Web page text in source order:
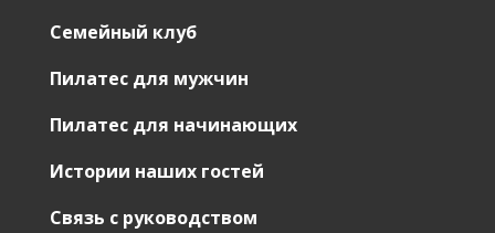
Семейный клуб
Пилатес для мужчин
Пилатес для начинающих
Истории наших гостей
Связь с руководством